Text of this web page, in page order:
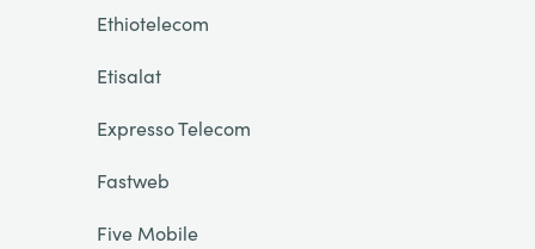
Ethiotelecom
Etisalat
Expresso Telecom
Fastweb
Five Mobile